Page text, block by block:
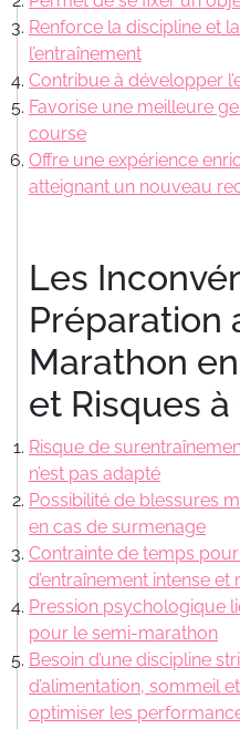
Renforce la discipline et
l’entraînement
Contribue à développer
Favorise une meilleure
course
Offre une expérience
atteignant un nouveau
Les
Préparation
Marathon
et Risques
Risque de
n’est pas adapté
Possibilité de blessures
en cas de surmenage
Contrainte de temps
d’entraînement intense et
Pression psychologique
pour le semi-marathon
Besoin d’une discipline
d’alimentation, sommeil
optimiser les